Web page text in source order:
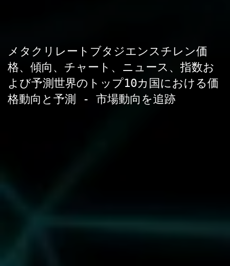
メタクリレートブタジエンスチレン価
格、傾向、チャート、ニュース、指数お
よび予測世界のトップ10カ国における価
格動向と予測 - 市場動向を追跡